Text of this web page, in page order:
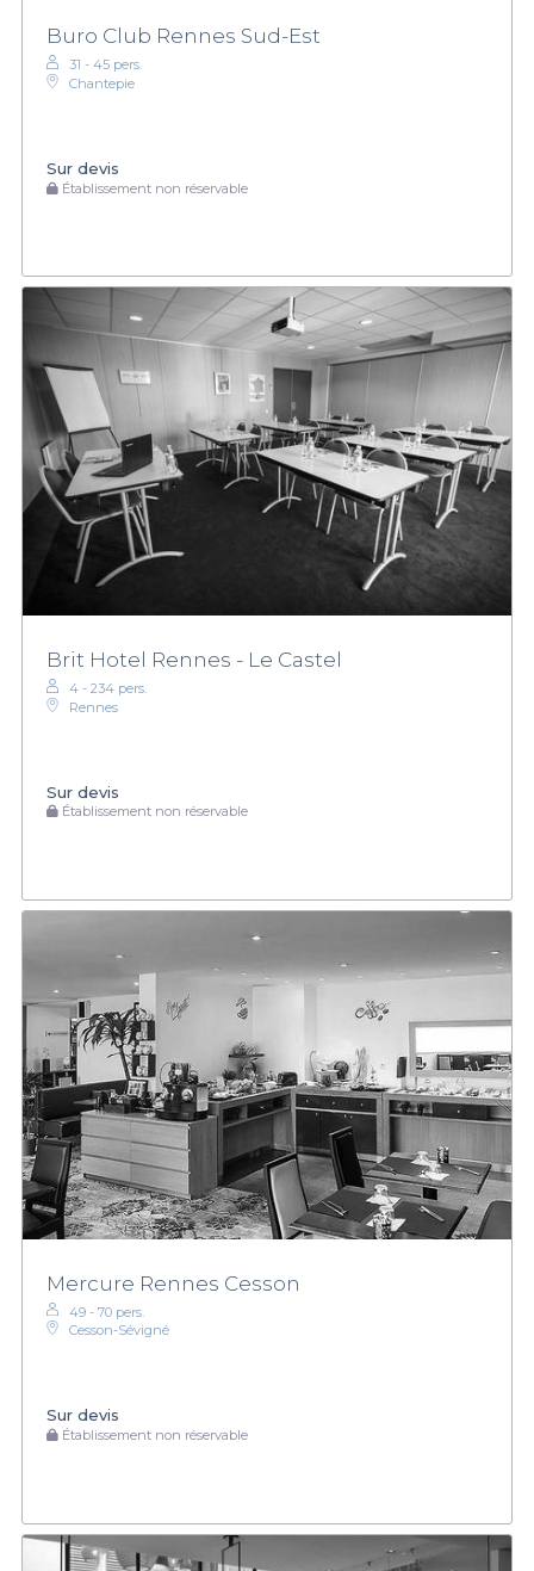
Buro Club Rennes Sud-Est
31 - 45 pers.
Chantepie
Sur devis
Établissement non réservable
Brit Hotel Rennes - Le Castel
4 - 234 pers.
Rennes
Sur devis
Établissement non réservable
Mercure Rennes Cesson
49 - 70 pers.
Cesson-Sévigné
Sur devis
Établissement non réservable